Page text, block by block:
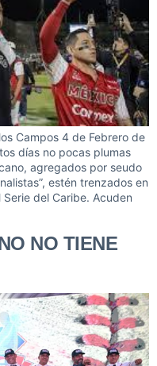
Campos 4 de Febrero de
días no pocas plumas
agregados por seudo
estén trenzados en
del Caribe. Acuden
NO TIENE